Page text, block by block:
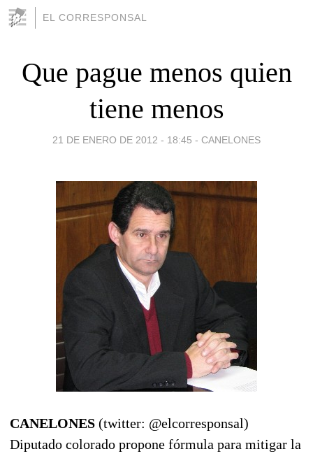
EL CORRESPONSAL
Que pague menos quien
tiene menos
21 DE ENERO DE 2012 - 18:45 - CANELONES
CANELONES (twitter: @elcorresponsal)
Diputado colorado propone fórmula para mitigar la